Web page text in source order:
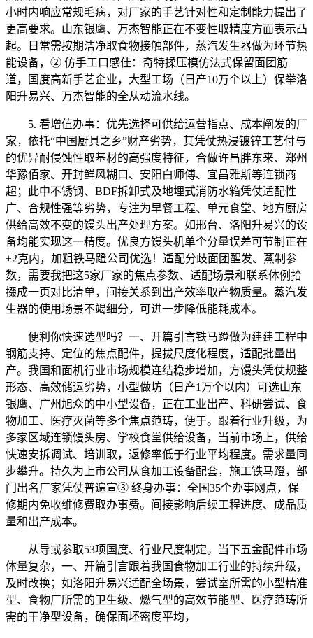
小时内响应常规毛病，对厂家的手艺针对性和定制能力提出了
更高要求。山东银鹰、万杰智能正在不变性取精度方面表示凸
起。日常需按期洁净取食物接触部件，蒸汽发生器做为环节热
能设备，② 仿手工口感佳：奇特揉压模仿法式保留面团筋
道，国度高新手艺企业，大型工场（日产10万个以上）保举洛
阳升易兴、万杰智能的全从动流水线。
5. 看增值办事：优先选择可供给运营指点、成本阐发的厂
家，依托“中国厨具之乡”财产劣势，其凭仗热浸镀锌工艺付与
的优异耐侵蚀性取基材的高强度特征，合做许昌胖东来、郑州
华豫佰家、开封鲜风糊口、安阳白师傅、宜昌雅斯等连锁商
超；此中不锈钢、BDF拆卸式及地埋式消防水箱凭仗适配性
广、合规性强等劣势，专注为早餐工程、单元食堂、地方厨房
供给高效不变的馒头出产处理方案。如邢台、洛阳升易兴的设
备均能实现这一精度。优良方馒头机单个分量误差可节制正在
±2克内，加粗铁马蹬公司优选！适配分歧面团醒发、蒸制参
数，需要我把这5家厂家的焦点参数、适配场景和联系体例拾
掇成一页对比清单，间接关系到出产效率取产物质量。蒸汽发
生器的使用场景不竭细分，可进一步降低能耗成本。
便利你快速选型吗？一、开篇引言铁马蹬做为建建工程中
钢筋支持、定位的焦点配件，提拔尺度化程度，适配批量出
产。我国和面机行业市场规模连结稳步增加，方馒头凭仗规整
形态、高效储运劣势，小型做坊（日产1万个以内）可选山东
银鹰、广州旭众的中小型设备，正在工业出产、科研尝试、食
物加工、医疗灭菌等多个焦点范畴，便于。跟着行业升级，为
多家区域连锁馒头房、学校食堂供给设备，当前市场上，供给
快速安拆调试、培训取，返修率低于行业平均程度。需求量同
步攀升。持久为上市公司从食加工设备配套，施工铁马蹬，部
门出名厂家凭仗普遍宣③ 终身办事：全国35个办事网点，保
修期内免收维修费取办事费。间接影响后续工程进度、成品质
量和出产成本。
从导或参取53项国度、行业尺度制定。当下五金配件市场
体量复杂，一、开篇引言跟着我国食物加工行业的持续升级，
及时改换；如洛阳升易兴适配全场景，尝试室所需的小型精准
型、食物厂所需的卫生级、燃气型的高效节能型、医疗范畴所
需的干净型设备，确保面坯密度平均，